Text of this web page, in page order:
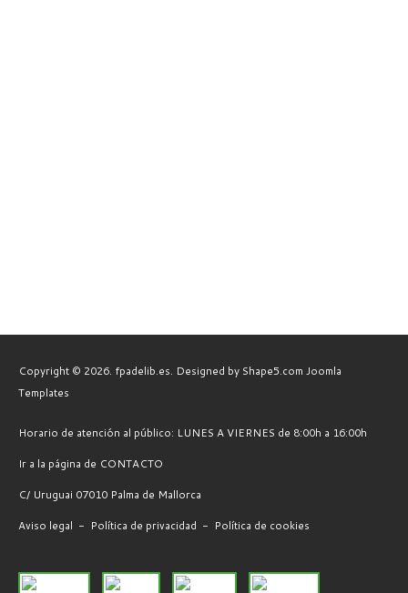
Copyright © 2026. fpadelib.es. Designed by Shape5.com Joomla
Templates
Horario de atención al público: LUNES A VIERNES de 8:00h a 16:00h
Ir a la página de CONTACTO
C/ Uruguai 07010 Palma de Mallorca
Aviso legal - Política de privacidad - Política de cookies